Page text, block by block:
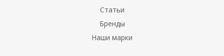
Статьи
Бренды
Наши марки